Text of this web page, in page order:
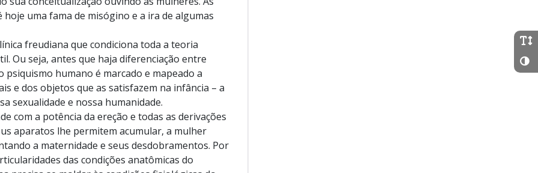
uma fama de misógino e a ira de algumas
freudiana que condiciona toda a teoria
Ou seja, antes que haja diferenciação entre
psiquismo humano é marcado e mapeado a
e dos objetos que as satisfazem na infância – a
sexualidade e nossa humanidade.
com a potência da ereção e todas as derivações
aparatos lhe permitem acumular, a mulher
a maternidade e seus desdobramentos. Por
das condições anatômicas do